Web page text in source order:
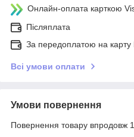
Онлайн-оплата карткою
Післяплата
За передоплатою на карту
Всі умови оплати
Умови повернення
Повернення товару впродовж